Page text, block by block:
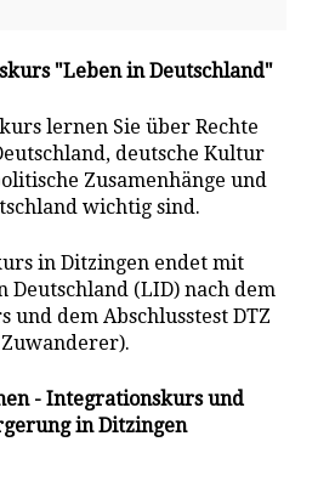
"Leben in Deutschland"
lernen Sie über Rechte
deutsche Kultur
Zusamenhänge und
wichtig sind.
in Ditzingen endet mit
Deutschland (LID) nach dem
und dem Abschlusstest DTZ
- Integrationskurs und
in Ditzingen